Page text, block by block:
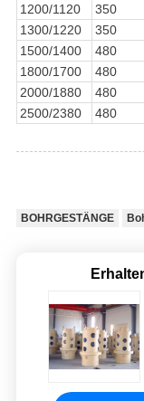
1200/1120
350
1300/1220
350
1500/1400
480
1800/1700
480
2000/1880
480
2500/2380
480
BOHRGESTÄNGE